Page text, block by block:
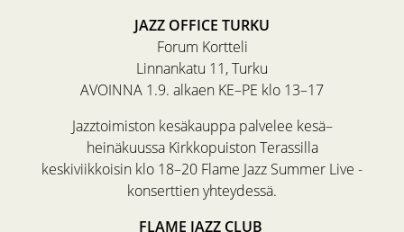
JAZZ OFFICE TURKU
Forum Kortteli
Linnankatu 11, Turku
AVOINNA 1.9. alkaen KE–PE klo 13–17
Jazztoimiston kesäkauppa palvelee kesä–
heinäkuussa Kirkkopuiston Terassilla
keskiviikkoisin klo 18–20 Flame Jazz Summer Live -
konserttien yhteydessä.
FLAME JAZZ CLUB